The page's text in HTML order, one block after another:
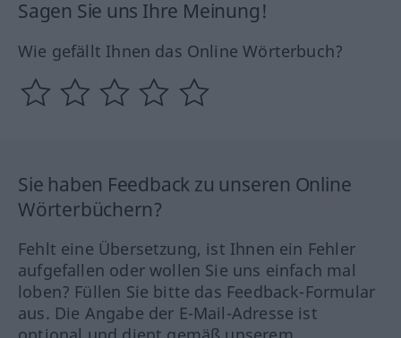
Sagen Sie uns Ihre Meinung!
Wie gefällt Ihnen das Online Wörterbuch?
Sie haben Feedback zu unseren Online
Wörterbüchern?
Fehlt eine Übersetzung, ist Ihnen ein Fehler
aufgefallen oder wollen Sie uns einfach mal
loben? Füllen Sie bitte das Feedback-Formular
aus. Die Angabe der E-Mail-Adresse ist